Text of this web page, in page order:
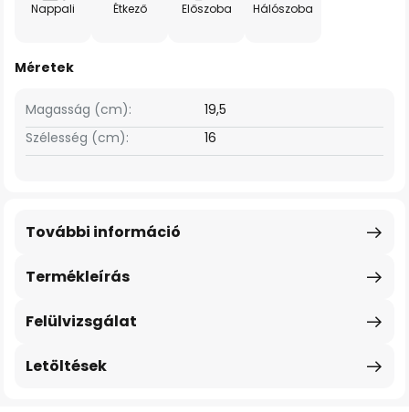
Nappali Étkező Előszoba Hálószoba
Méretek
Szélesség (cm): 16
Magasság (cm): 19,5
Termékleírás
További információ
Felülvizsgálat
Letöltések